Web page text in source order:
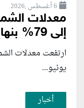
6 أغسطس ,2026
معدلات
إلى 79% بنهاية...
يونيو...
أخبار